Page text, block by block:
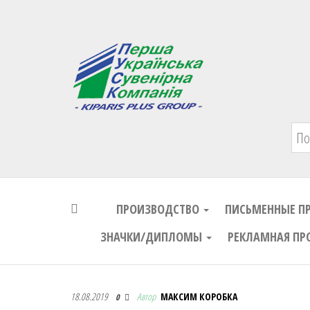
Первая Украинская Сувенирная
ПРОИЗВОДСТВО ПИСЬМЕННЫЕ
ЗНАЧКИ/ДИПЛОМЫ
РЕКЛАМНАЯ
Первая Украинская Сувенирная
18.08.2019 0 Автор МАКСИМ КОРОБКА